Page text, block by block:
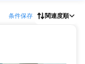
条件保存 関連度順